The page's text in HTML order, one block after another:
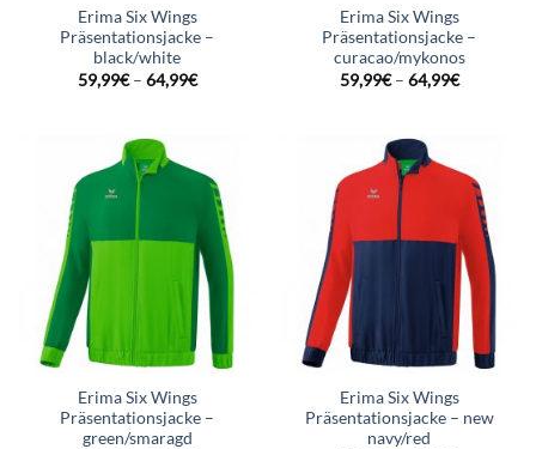
Erima Six Wings
Präsentationsjacke –
black/white
59,99€– 64,99€
Erima Six Wings
Präsentationsjacke –
curacao/mykonos
59,99€– 64,99€
Erima Six Wings
Präsentationsjacke –
green/smaragd
Erima Six Wings
Präsentationsjacke – new
navy/red